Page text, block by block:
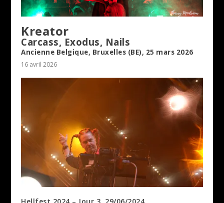
Kreator
Carcass, Exodus, Nails
Ancienne Belgique, Bruxelles (BE), 25 mars 2026
16 avril 2026
Hellfest 2024 – Jour 3, 29/06/2024